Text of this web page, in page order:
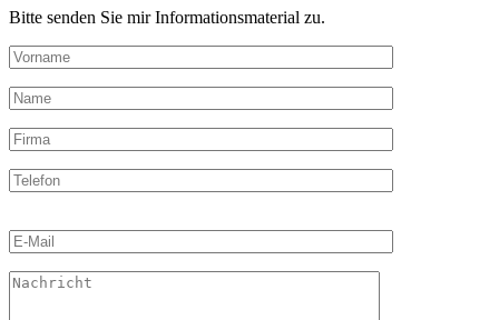
Bitte senden Sie mir Informationsmaterial zu.
lasse
Feld